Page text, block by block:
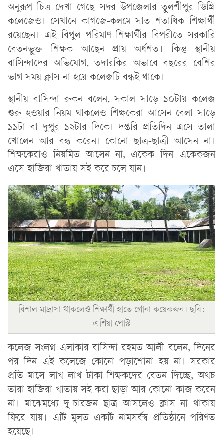
অনুরূপ চিত্র দেখা গেছে সদর উপজেলার তুলশীপুর ডিগ্রি
কলেজেও। সেখানে কাগজে-কলমে সাত শতাধিক শিক্ষার্থী
রয়েছেন। এই বিপুল পরিমাণ শিক্ষার্থীর বিপরীতে সরকারি
বেতনভুক্ত শিক্ষক আছেন প্রায় অর্ধশত। কিন্তু স্থানীয়
বাসিন্দাদের অভিযোগ, তদারকির অভাবে বছরের বেশির
ভাগ সময় ক্লাস না হয়ে কলেজটি বন্ধই থাকে।
স্থানীয় বাসিন্দা রুকন বলেন, সকাল সাড়ে ১০টায় কলেজ
শুরু হওয়ার নিয়ম থাকলেও শিক্ষকেরা আসেন বেলা সাড়ে
১১টা বা দুপুর ১২টার দিকে। দপ্তরি প্রতিদিন এসে তালা
খোলেন আর বন্ধ করেন। কোনো ছাত্র-ছাত্রী আসেন না।
শিক্ষকেরাও নিয়মিত আসেন না, একেক দিন একেকজন
এসে হাজিরা খাতায় সই করে চলে যান।
বিশাল মাদ্রাসা থাকলেও শিক্ষার্থী হাতে গোনা কয়েকজন। ছবি:
এশিয়া পোস্ট
কলেজ সংলগ্ন এলাকার বাসিন্দা রহমত আলী বলেন, দিনের
পর দিন এই কলেজে কোনো পড়াশোনা হয় না। সরকার
প্রতি মাসে লাখ লাখ টাকা শিক্ষকদের বেতন দিচ্ছে, অথচ
তারা হাজিরা খাতায় সই করা ছাড়া আর কোনো কাজ করেন
না। মাঝেমধ্যে দু-চারজন ছাত্র আসলেও ক্লাস না থাকায়
ফিরে যায়। এটি মূলত একটি নামসর্বস্ব প্রতিষ্ঠানে পরিণত
হয়েছে।